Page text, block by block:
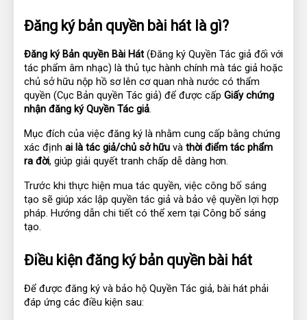
Đăng ký bản quyền bài hát là gì?
Đăng ký Bản quyền Bài Hát (Đăng ký Quyền Tác giả đối với
tác phẩm âm nhạc) là thủ tục hành chính mà tác giả hoặc
chủ sở hữu nộp hồ sơ lên cơ quan nhà nước có thẩm
quyền (Cục Bản quyền Tác giả) để được cấp Giấy chứng
nhận đăng ký Quyền Tác giả.
Mục đích của việc đăng ký là nhằm cung cấp bằng chứng
xác định ai là tác giả/chủ sở hữu và thời điểm tác phẩm
ra đời, giúp giải quyết tranh chấp dễ dàng hơn.
Trước khi thực hiện mua tác quyền, việc công bố sáng
tạo sẽ giúp xác lập quyền tác giả và bảo vệ quyền lợi hợp
pháp. Hướng dẫn chi tiết có thể xem tại Công bố sáng
tạo.
Điều kiện đăng ký bản quyền bài hát
Để được đăng ký và bảo hộ Quyền Tác giả, bài hát phải
đáp ứng các điều kiện sau: